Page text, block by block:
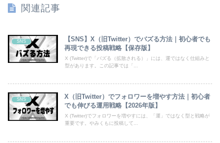
関連記事
SNS
【SNS】X（旧Twitter）でバズる方法｜初心者でも
再現できる投稿戦略【保存版】
X (Twitter)で「バズる（拡散される）」には、運ではなく仕組みと
型があります。この記事では「...
SNS
X（旧Twitter）でフォロワーを増やす方法｜初心者
でも伸びる運用戦略【2026年版】
X (Twitter)でフォロワーを増やすには、「運」ではなく型と戦略が
重要です。やみくもに投稿して...